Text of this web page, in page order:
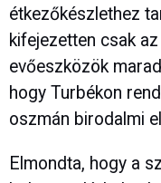
étkezőkészlethez
kifejezetten csak
evőeszközök
hogy Turbékon
oszmán birodalmi
Elmondta, hogy a